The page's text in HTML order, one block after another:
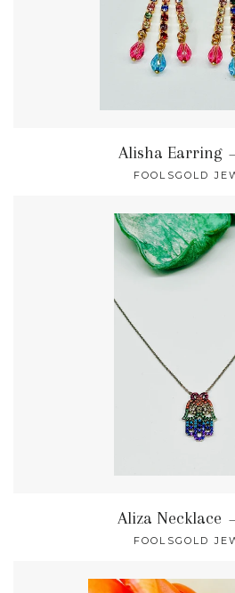
Alisha Earring
FOOLSGOLD
Aliza Necklace
FOOLSGOLD